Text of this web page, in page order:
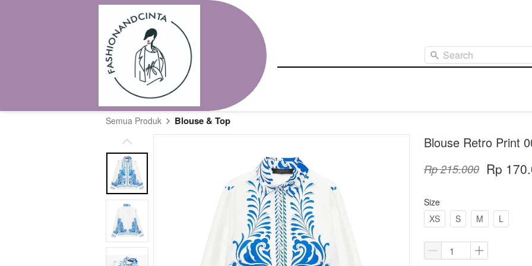
Search
Semua Produk Blouse & Top
Blouse Retro Print
Rp 215.000 Rp
Size
XS
S M L